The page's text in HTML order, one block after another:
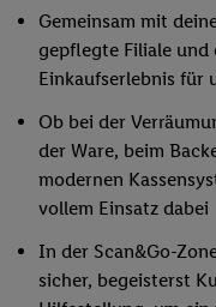
Gemeinsam mit
gepflegte Filiale und
Einkaufserlebnis für
Ob bei der
der Ware, beim
modernen
vollem Einsatz dabei
In der Scan&Go-
sicher, begeisterst